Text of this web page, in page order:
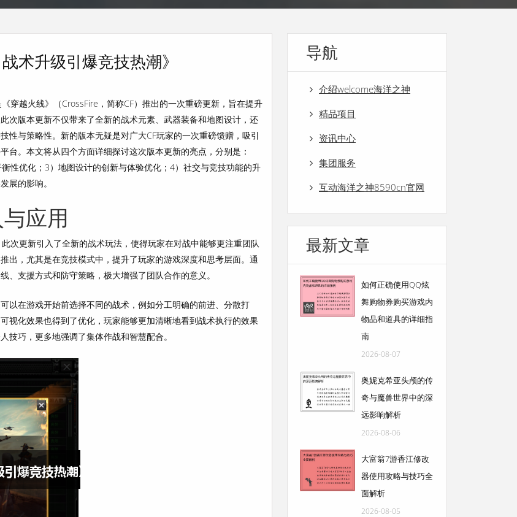
术升级引爆竞技热潮》
穿越火线》（CrossFire，简称CF）推出的一次重磅更新，旨在提升
次版本更新不仅带来了全新的战术元素、武器装备和地图设计，还
性与策略性。新的版本无疑是对广大CF玩家的一次重磅馈赠，吸引
台。本文将从四个方面详细探讨这次版本更新的亮点，分别是：
性优化；3）地图设计的创新与体验优化；4）社交与竞技功能的升
展的影响。
应用
次更新引入了全新的战术玩法，使得玩家在对战中能够更注重团队
出，尤其是在竞技模式中，提升了玩家的游戏深度和思考层面。通
支援方式和防守策略，极大增强了团队合作的意义。
以在游戏开始前选择不同的战术，例如分工明确的前进、分散打
视化效果也得到了优化，玩家能够更加清晰地看到战术执行的效果
技巧，更多地强调了集体作战和智慧配合。
导航
介绍welcome海洋之神
精品项目
资讯中心
集团服务
互动海洋之神8590cn官网
最新文章
如何正确使用QQ炫
舞购物券购买游戏内
物品和道具的详细指
南
2026-08-07
奥妮克希亚头颅的传
奇与魔兽世界中的深
远影响解析
2026-08-06
大富翁7游香江修改
器使用攻略与技巧全
面解析
2026-08-05